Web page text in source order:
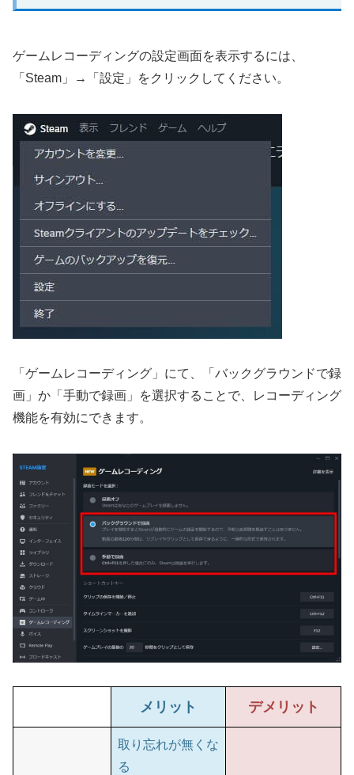
ゲームレコーディングの設定画面を表示するには、
「Steam」→「設定」をクリックしてください。
「ゲームレコーディング」にて、「バックグラウンドで録
画」か「手動で録画」を選択することで、レコーディング
機能を有効にできます。
メリット デメリット
取り忘れが無くな
る